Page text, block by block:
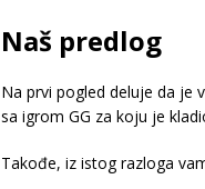
Naš predlog
Na prvi pogled deluje da je
sa igrom GG za koju je
Takođe, iz istog razloga